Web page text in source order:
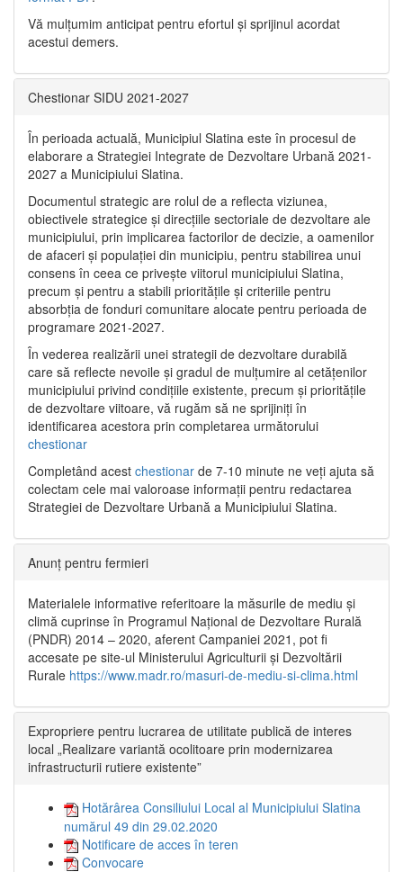
Vă mulţumim anticipat pentru efortul şi sprijinul acordat
acestui demers.
Chestionar SIDU 2021-2027
În perioada actuală, Municipiul Slatina este în procesul de
elaborare a Strategiei Integrate de Dezvoltare Urbană 2021‐
2027 a Municipiului Slatina.
Documentul strategic are rolul de a reflecta viziunea,
obiectivele strategice și direcțiile sectoriale de dezvoltare ale
municipiului, prin implicarea factorilor de decizie, a oamenilor
de afaceri și populației din municipiu, pentru stabilirea unui
consens în ceea ce privește viitorul municipiului Slatina,
precum și pentru a stabili prioritățile și criteriile pentru
absorbția de fonduri comunitare alocate pentru perioada de
programare 2021-2027.
În vederea realizării unei strategii de dezvoltare durabilă
care să reflecte nevoile și gradul de mulțumire al cetățenilor
municipiului privind condițiile existente, precum și prioritățile
de dezvoltare viitoare, vă rugăm să ne sprijiniți în
identificarea acestora prin completarea următorului
chestionar
Completând acest chestionar de 7-10 minute ne veți ajuta să
colectam cele mai valoroase informații pentru redactarea
Strategiei de Dezvoltare Urbană a Municipiului Slatina.
Anunț pentru fermieri
Materialele informative referitoare la măsurile de mediu și
climă cuprinse în Programul Național de Dezvoltare Rurală
(PNDR) 2014 – 2020, aferent Campaniei 2021, pot fi
accesate pe site-ul Ministerului Agriculturii și Dezvoltării
Rurale https://www.madr.ro/masuri-de-mediu-si-clima.html
Expropriere pentru lucrarea de utilitate publică de interes
local „Realizare variantă ocolitoare prin modernizarea
infrastructurii rutiere existente”
Hotărârea Consiliului Local al Municipiului Slatina
numărul 49 din 29.02.2020
Notificare de acces în teren
Convocare